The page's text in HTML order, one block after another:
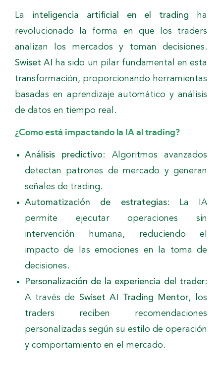
La inteligencia artificial en el trading ha
revolucionado la forma en que los traders
analizan los mercados y toman decisiones.
Swiset AI
ha sido un pilar fundamental en esta
transformación, proporcionando herramientas
basadas en aprendizaje automático y análisis
de datos en tiempo real.
¿Como está impactando la IA al trading?
Análisis predictivo: Algoritmos avanzados
detectan patrones de mercado y generan
señales de trading.
Automatización de estrategias: La IA
permite ejecutar operaciones sin
intervención humana, reduciendo el
impacto de las emociones en la toma de
decisiones.
Personalización de la experiencia del trader:
A través de Swiset AI Trading Mentor, los
traders reciben recomendaciones
personalizadas según su estilo de operación
y comportamiento en el mercado.